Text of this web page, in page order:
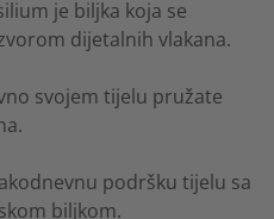
je biljka koja se
dijetalnih vlakana.
svojem tijelu pružate
podršku tijelu sa
biljkom.